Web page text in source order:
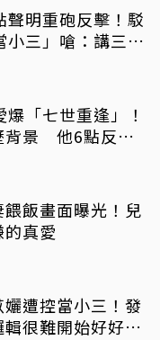
聲明重砲反擊！駁
小三」嗆：講三
「七世重逢」！
背景 他6點反
飯畫面曝光！兒
真愛
遭控當小三！發
很難開始好好